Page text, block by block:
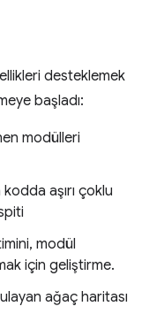
desteklemek
başladı:
modülleri
aşırı çoklu
modül
için geliştirme.
ağaç haritası